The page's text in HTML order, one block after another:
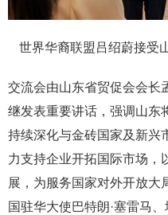
世界华裔联盟吕绍蔚接受
交流会由山东省贸促会会长
继发表重要讲话，强调山东
持续深化与金砖国家及新兴
力支持企业开拓国际市场，
展，为服务国家对外开放大
国驻华大使巴特朗·塞雷马